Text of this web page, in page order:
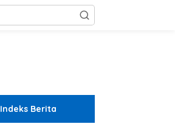
Indeks Berita